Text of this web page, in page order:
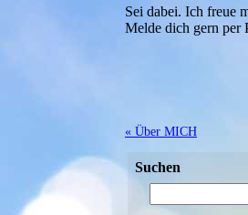
Sei dabei. Ich freue
Melde dich gern per
« Über MICH
Suchen